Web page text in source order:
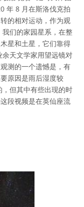
年 8 月在斯洛伐克拍
的相对运动，作为观
们的家园星系，在整
星和土星，它们靠得
天文学家用望远镜对
测的一个遗憾是，有
原因是雨后湿度较
但其中有些出现的时
段视频是在英仙座流
名 4.0 国际 (CC BY